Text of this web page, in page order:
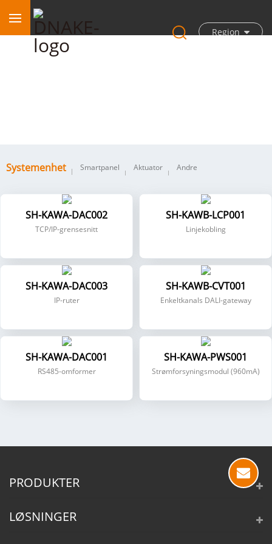
Region
Systemenhet Smartpanel Aktuator Andre
SH-KAWA-DAC002
TCP/IP-grensesnitt
SH-KAWB-LCP001
Linjekobling
SH-KAWA-DAC003
IP-ruter
SH-KAWB-CVT001
Enkeltkanals DALI-gateway
SH-KAWA-DAC001
RS485-omformer
SH-KAWA-PWS001
Strømforsyningsmodul (960mA)
PRODUKTER
LØSNINGER